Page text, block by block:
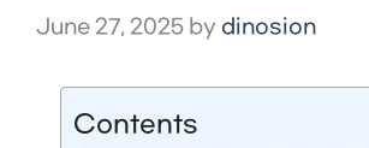
June 27, 2025 by dinosion
Contents